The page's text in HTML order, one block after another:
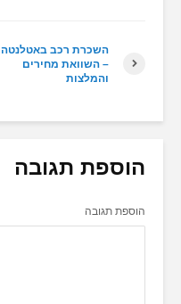
השכרת רכב באטלנטה
– השוואת מחירים
והמלצות
הוספת תגובה
הוספת תגובה